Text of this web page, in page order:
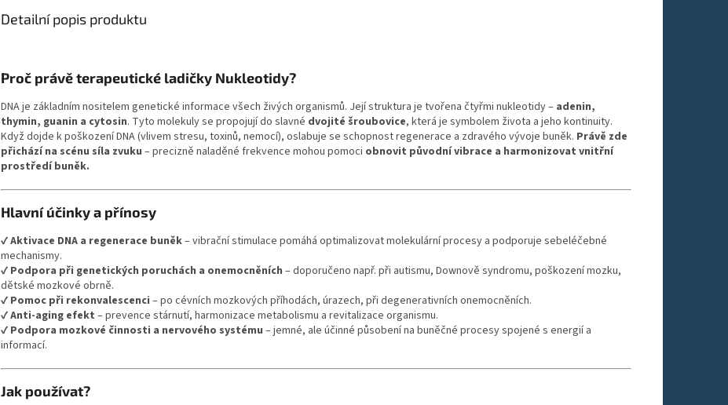
Detailní popis produktu
Proč právě terapeutické ladičky Nukleotidy?
DNA je základním nositelem genetické informace všech živých organismů. Její struktura je tvořena čtyřmi nukleotidy – adenin,
thymin, guanin a cytosin. Tyto molekuly se propojují do slavné dvojité šroubovice, která je symbolem života a jeho kontinuity.
Když dojde k poškození DNA (vlivem stresu, toxinů, nemocí), oslabuje se schopnost regenerace a zdravého vývoje buněk. Právě zde
přichází na scénu síla zvuku – precizně naladěné frekvence mohou pomoci obnovit původní vibrace a harmonizovat vnitřní
prostředí buněk.
Hlavní účinky a přínosy
✔Aktivace DNA a regenerace buněk– vibrační stimulace pomáhá optimalizovat molekulární procesy a podporuje sebeléčebné
mechanismy.
✔ Podpora při genetických poruchách a onemocněních – doporučeno např. při autismu, Downově syndromu, poškození mozku,
dětské mozkové obrně.
✔ Pomoc při rekonvalescenci – po cévních mozkových příhodách, úrazech, při degenerativních onemocněních.
✔Anti-aging efekt – prevence stárnutí, harmonizace metabolismu a revitalizace organismu.
✔ Podpora mozkové činnosti a nervového systému – jemné, ale účinné působení na buněčné procesy spojené s energií a
informací.
Jak používat?